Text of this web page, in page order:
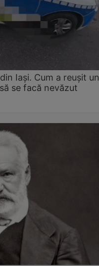
Iași. Cum a reușit un
se facă nevăzut